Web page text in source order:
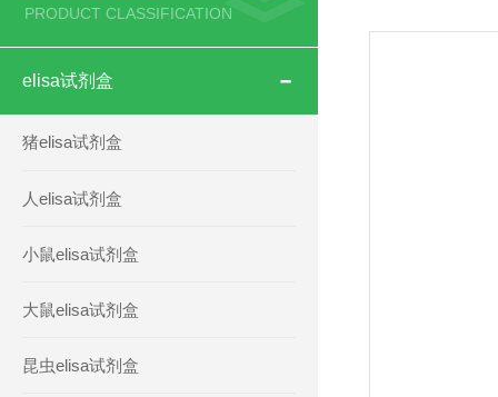
PRODUCT CLASSIFICATION
elisa试剂盒
猪elisa试剂盒
人elisa试剂盒
小鼠elisa试剂盒
大鼠elisa试剂盒
昆虫elisa试剂盒